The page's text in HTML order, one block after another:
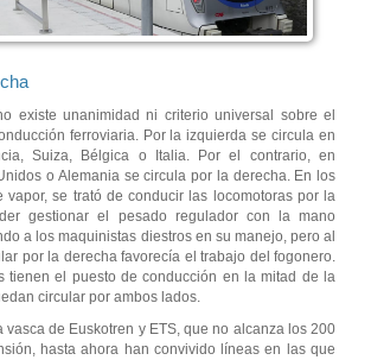
existe unanimidad ni criterio universal sobre el
ferroviaria. Por la izquierda se circula en
Suiza, Bélgica o Italia. Por el contrario, en
o Alemania se circula por la derecha. En los
vapor, se trató de conducir las locomotoras por la
gestionar el pesado regulador con la mano
a los maquinistas diestros en su manejo, pero al
por la derecha favorecía el trabajo del fogonero.
tienen el puesto de conducción en la mitad de la
circular por ambos lados.
vasca de Euskotren y ETS, que no alcanza los 200
hasta ahora han convivido líneas en las que